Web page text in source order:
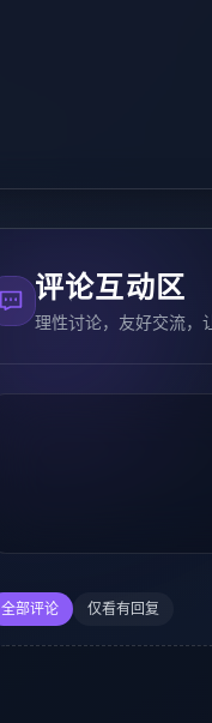
评论互动区
理性讨论，友好交流，
全部评论 仅看有回复